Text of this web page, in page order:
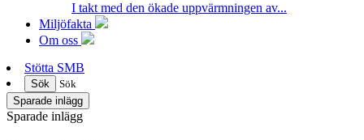
I takt med den ökade uppvärmningen av...
Miljöfakta
Om oss
Stötta SMB
Sök
Sök
Sparade inlägg
Sparade inlägg